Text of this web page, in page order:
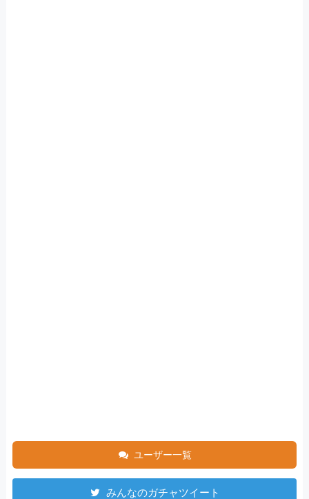
ユーザー一覧
みんなのガチャツイート